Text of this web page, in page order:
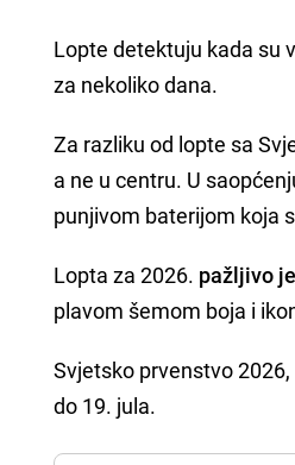
Lopte detektuju kada su
za nekoliko dana.
Za razliku od lopte sa
a ne u centru. U
punjivom baterijom koja
Lopta za 2026. pažljivo
plavom šemom boja i
Svjetsko prvenstvo
do 19. jula.